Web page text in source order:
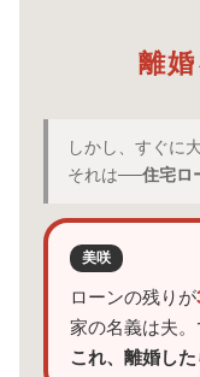
離婚
しかし、すぐに
それは──住宅ロ
美咲
ローンの残りが
家の名義は夫。
これ、離婚し